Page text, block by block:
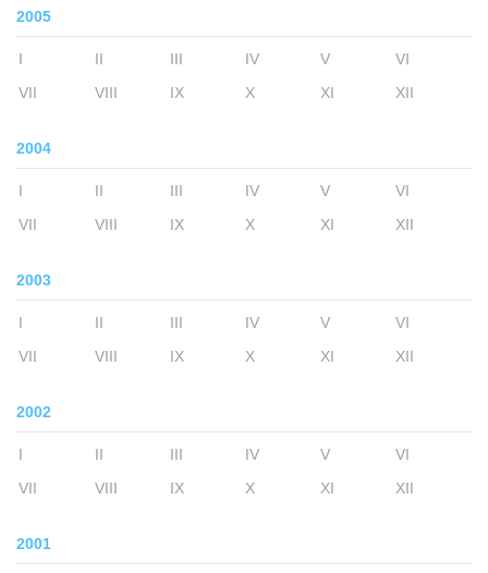
2005
I II III IV V
VI
VII
VIII IX X XI XII
2004
I II III IV V
VI
VII
VIII IX X XI XII
2003
I II III IV V
VI
VII
VIII IX X XI XII
2002
I II III IV V
VI
VII
VIII IX X XI XII
2001